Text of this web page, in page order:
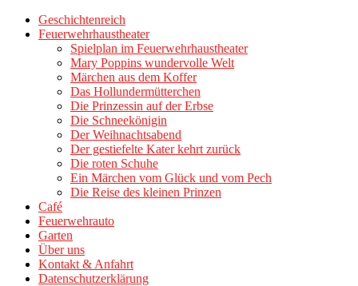
Geschichtenreich
Feuerwehrhaustheater
Spielplan im Feuerwehrhaustheater
Mary Poppins wundervolle Welt
Märchen aus dem Koffer
Das Hollundermütterchen
Die Prinzessin auf der Erbse
Die Schneekönigin
Der Weihnachtsabend
Der gestiefelte Kater kehrt zurück
Die roten Schuhe
Ein Märchen vom Glück und vom Pech
Die Reise des kleinen Prinzen
Café
Feuerwehrauto
Garten
Über uns
Kontakt & Anfahrt
Datenschutzerklärung